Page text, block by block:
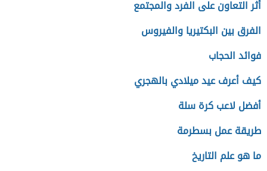
أثر التعاون على الفرد والمجتمع
الفرق بين البكتيريا والفيروس
فوائد الحجاب
كيف أعرف عيد ميلادي بالهجري
أفضل لاعب كرة سلة
طريقة عمل بسطرمة
ما هو علم التاريخ